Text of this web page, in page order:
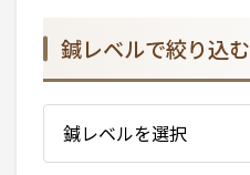
鍼レベルで絞り込む